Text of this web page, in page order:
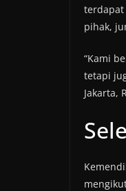
terdapat
pihak,
“Kami
tetapi
Jakarta,